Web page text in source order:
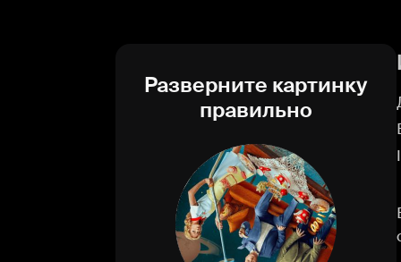
Разверните картинку
правильно